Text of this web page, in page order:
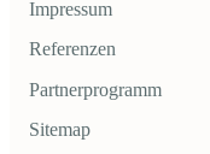
Impressum
Referenzen
Partnerprogramm
Sitemap